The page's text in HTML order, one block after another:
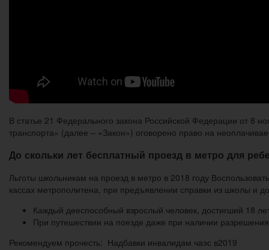
В статье 21 Федерального закона Российской Федерации от 8
транспорта» (далее – «Закон») оговорено право на
До скольки лет бесплатный проезд в метро для
Льготы школьникам на проезд в метро в 2018 году
кассах метрополитена, при предъявлении справки из школы и
Каждый дееспособный взрослый человек, достигший 18
При путешествии на поезде даже при наличии
Рекомендуем прочесть: Надбавки инвалидам чаэс в2019